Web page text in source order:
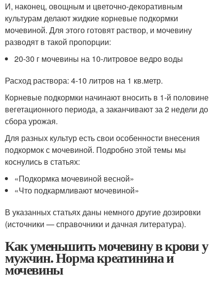
И, наконец, овощным и цветочно-декоративным
культурам делают жидкие корневые подкормки
мочевиной. Для этого готовят раствор, и мочевину
разводят в такой пропорции:
20-30 г мочевины на 10-литровое ведро воды
Расход раствора: 4-10 литров на 1 кв.метр.
Корневые подкормки начинают вносить в 1-й половине
вегетационного периода, а заканчивают за 2 недели до
сбора урожая.
Для разных культур есть свои особенности внесения
подкормок с мочевиной. Подробно этой темы мы
коснулись в статьях:
«Подкормка мочевиной весной»
«Что подкармливают мочевиной»
В указанных статьях даны немного другие дозировки
(источники — справочники и дачная литература).
Как уменьшить мочевину в крови у
мужчин. Норма креатинина и
мочевины